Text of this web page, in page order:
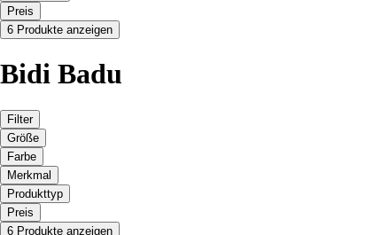
Preis
6 Produkte anzeigen
Bidi Badu
Filter
Größe
Farbe
Merkmal
Produkttyp
Preis
6 Produkte anzeigen